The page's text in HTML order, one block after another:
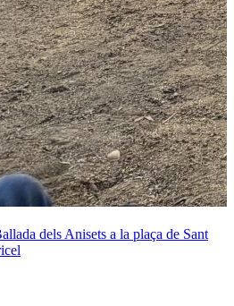
dels Anisets a la plaça de Sant